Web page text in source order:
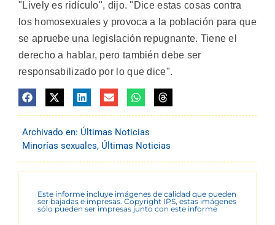
"Lively es ridículo", dijo. "Dice estas cosas contra
los homosexuales y provoca a la población para que
se apruebe una legislación repugnante. Tiene el
derecho a hablar, pero también debe ser
responsabilizado por lo que dice".
Archivado en: Últimas Noticias
Minorías sexuales, Últimas Noticias
Este informe incluye imágenes de calidad que pueden
ser bajadas e impresas. Copyright IPS, estas imágenes
sólo pueden ser impresas junto con este informe